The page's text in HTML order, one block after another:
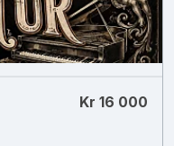
Kr 16 000